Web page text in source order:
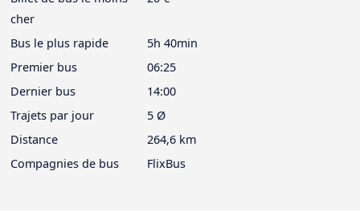
cher
Bus le plus rapide
5h 40min
Premier bus
06:25
Dernier bus
14:00
Trajets par jour
5 Ø
Distance
264,6 km
Compagnies de bus
FlixBus